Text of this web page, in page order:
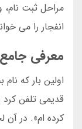
مراحل ثبت نام،
انفجار را می
معرفی
قدیمی تلفن
کرده ام». در آن